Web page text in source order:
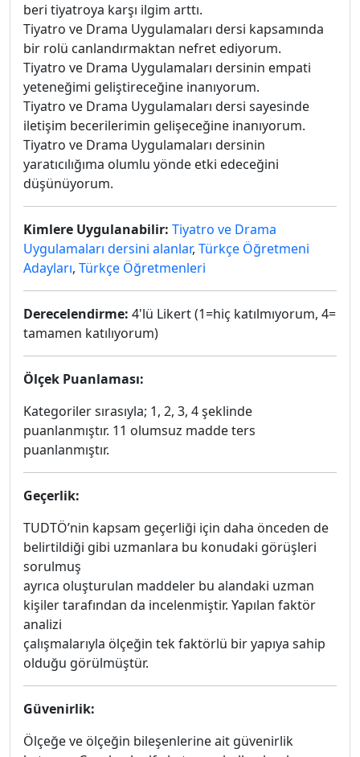
beri tiyatroya karşı ilgim arttı.
Tiyatro ve Drama Uygulamaları dersi kapsamında
bir rolü canlandırmaktan nefret ediyorum.
Tiyatro ve Drama Uygulamaları dersinin empati
yeteneğimi geliştireceğine inanıyorum.
Tiyatro ve Drama Uygulamaları dersi sayesinde
iletişim becerilerimin gelişeceğine inanıyorum.
Tiyatro ve Drama Uygulamaları dersinin
yaratıcılığıma olumlu yönde etki edeceğini
düşünüyorum.
Kimlere Uygulanabilir: Tiyatro ve Drama
Uygulamaları dersini alanlar, Türkçe Öğretmeni
Adayları, Türkçe Öğretmenleri
Derecelendirme: 4'lü Likert (1=hiç katılmıyorum, 4=
tamamen katılıyorum)
Ölçek Puanlaması:
Kategoriler sırasıyla; 1, 2, 3, 4 şeklinde
puanlanmıştır. 11 olumsuz madde ters
puanlanmıştır.
Geçerlik:
TUDTÖ’nin kapsam geçerliği için daha önceden de
belirtildiği gibi uzmanlara bu konudaki görüşleri
sorulmuş
ayrıca oluşturulan maddeler bu alandaki uzman
kişiler tarafından da incelenmiştir. Yapılan faktör
analizi
çalışmalarıyla ölçeğin tek faktörlü bir yapıya sahip
olduğu görülmüştür.
Güvenirlik:
Ölçeğe ve ölçeğin bileşenlerine ait güvenirlik